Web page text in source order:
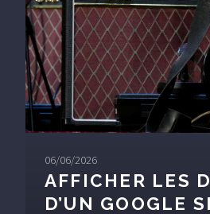
06/06/2026
AFFICHER LES
D’UN GOOGLE